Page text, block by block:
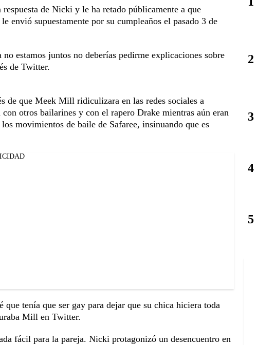
de Nicki y le ha retado públicamente a que
supuestamente por su cumpleaños el pasado 3 de
estamos juntos no deberías pedirme explicaciones sobre
de Twitter.
de que Meek Mill ridiculizara en las redes sociales a
otros bailarines y con el rapero Drake mientras aún eran
movimientos de baile de Safaree, insinuando que es
tenía que ser gay para dejar que su chica hiciera toda
Mill en Twitter.
fácil para la pareja. Nicki protagonizó un desencuentro en